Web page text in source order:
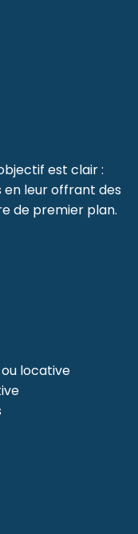
est clair :
leur offrant des
de premier plan.
locative